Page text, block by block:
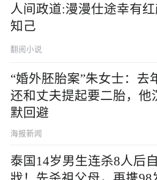
人间政道:漫漫仕途幸有红
知己
翻阅小说
“婚外胚胎案”朱女士：去
还和丈夫提起要二胎，他
默回避
海报新闻
泰国14岁男生连杀8人后自